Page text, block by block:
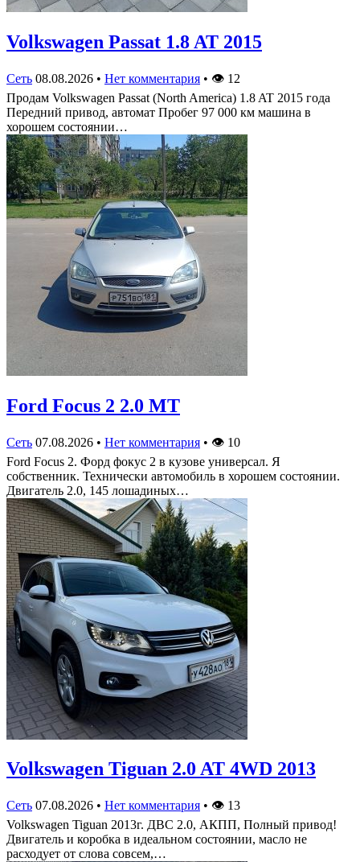
Volkswagen Passat 1.8 AT 2015
Сеть 08.08.2026 • Нет комментария • 👁 12
Продам Volkswagen Passat (North America) 1.8 AT 2015 года
Передний привод, автомат Пробег 97 000 км машина в
хорошем состоянии…
Ford Focus 2 2.0 MT
Сеть 07.08.2026 • Нет комментария • 👁 10
Ford Focus 2. Форд фокус 2 в кузове универсал. Я
собственник. Технически автомобиль в хорошем состоянии.
Двигатель 2.0, 145 лошадиных…
Volkswagen Tiguan 2.0 AT 4WD 2013
Сеть 07.08.2026 • Нет комментария • 👁 13
Volkswagen Tiguan 2013г. ДВС 2.0, АКПП, Полный привод!
Двигатель и коробка в идеальном состоянии, масло не
расходует от слова совсем,…